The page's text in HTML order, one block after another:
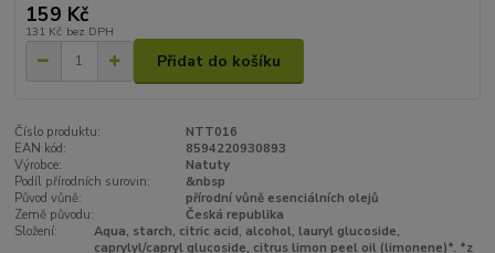
159 Kč
131 Kč bez DPH
Přidat do košíku
Číslo produktu:
NTT016
EAN kód:
8594220930893
Výrobce:
Natuty
Podíl přírodních surovin:
&nbsp
Původ vůně:
přírodní vůně esenciálních olejů
Země původu:
Česká republika
Složení:
Aqua, starch, citric acid, alcohol, lauryl glucoside,
caprylyl/capryl glucoside, citrus limon peel oil (limonene)*. *z